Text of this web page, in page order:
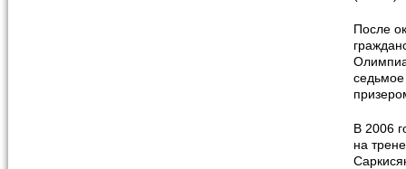
После
В 2006
на